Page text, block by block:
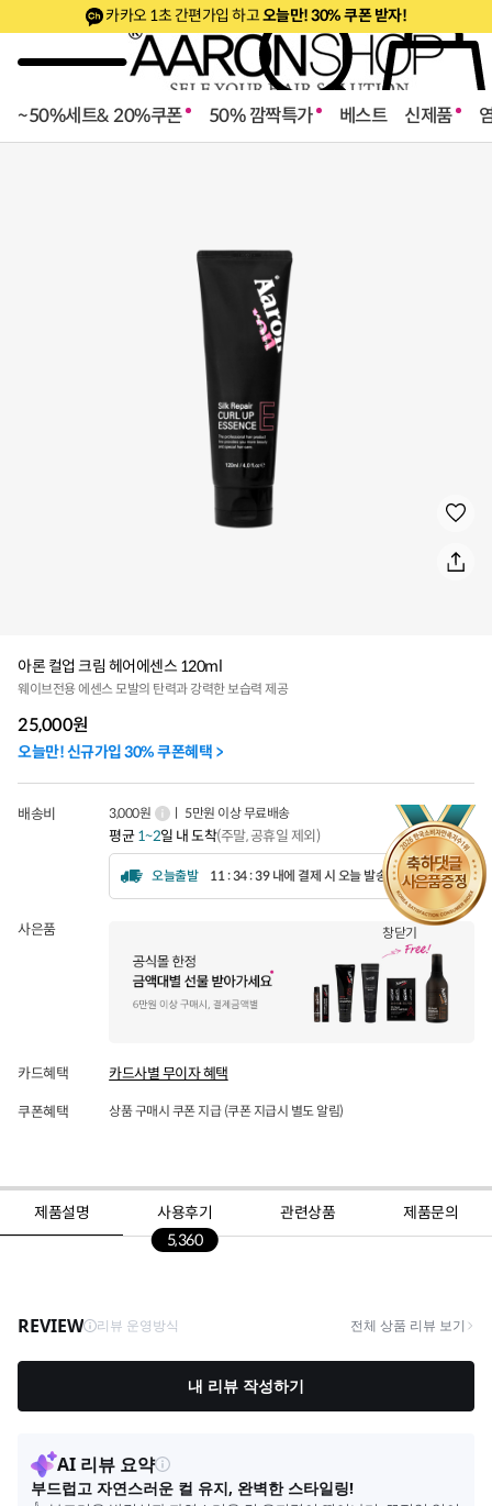
카카오 1초 간편가입 하고오늘만! 30% 쿠폰 받자!
~50%세트& 20%쿠폰 50% 깜짝특가 베스트 신제품
창닫기
아론 컬업 크림 헤어에센스 120ml
웨이브전용 에센스 모발의 탄력과 강력한 보습력 제공
25,000원
오늘만! 신규가입 30% 쿠폰혜택 >
배송비 3,000원 ㅣ 5만원 이상 무료배송
평균1~2일 내 도착(주말, 공휴일 제외)
오늘출발 11 : 34 : 36 내에 결제 시 오늘 발송됩니다.
사은품
카드혜택 카드사별 무이자 혜택
쿠폰혜택 상품 구매시 쿠폰 지급 (쿠폰 지급시 별도 알림)
제품설명
사용후기
5,360
관련상품 제품문의